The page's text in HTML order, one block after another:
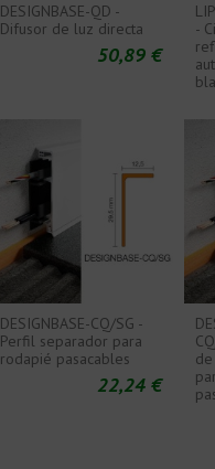
DESIGNBASE-QD -
Difusor de luz directa
50,89 €
-
DESIGNBASE-CQ/SG -
Perfil separador para
rodapié pasacables
22,24 €